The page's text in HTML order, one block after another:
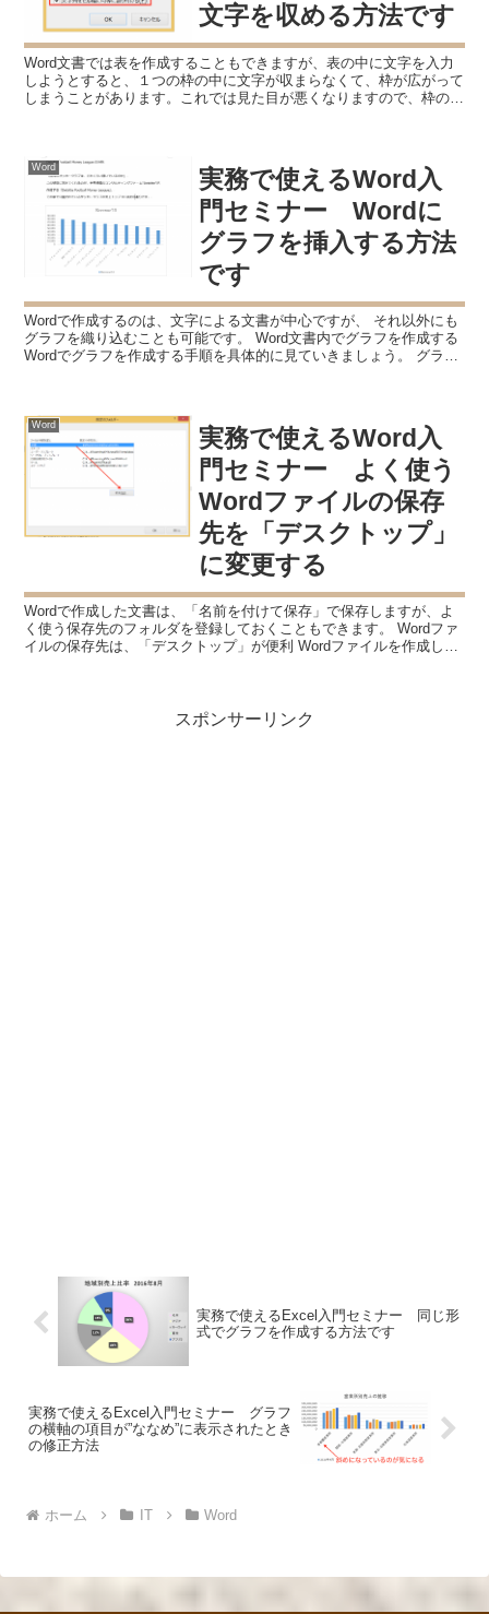
文字を収める方法です
Word文書では表を作成することもできますが、表の中に文字を入力
しようとすると、１つの枠の中に文字が収まらなくて、枠が広がって
しまうことがあります。これでは見た目が悪くなりますので、枠の大
Word
実務で使えるWord入
門セミナー Wordに
グラフを挿入する方法
です
Wordで作成するのは、文字による文書が中心ですが、 それ以外にも
グラフを織り込むことも可能です。 Word文書内でグラフを作成する
Wordでグラフを作成する手順を具体的に見ていきましょう。 グラフ
Word
実務で使えるWord入
門セミナー よく使う
Wordファイルの保存
先を「デスクトップ」
に変更する
Wordで作成した文書は、「名前を付けて保存」で保存しますが、よ
く使う保存先のフォルダを登録しておくこともできます。 Wordファ
イルの保存先は、「デスクトップ」が便利 Wordファイルを作成した
スポンサーリンク
実務で使えるExcel入門セミナー 同じ形
式でグラフを作成する方法です
実務で使えるExcel入門セミナー グラフ
の横軸の項目が”ななめ”に表示されたとき
の修正方法
ホーム IT Word